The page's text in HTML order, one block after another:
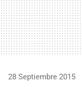
28 Septiembre 2015